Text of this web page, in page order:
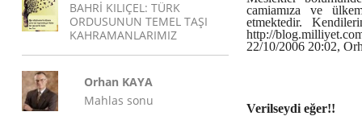
BAHRİ KILIÇEL: TÜRK
ORDUSUNUN TEMEL TAŞI
KAHRAMANLARIMIZ
Orhan KAYA
Mahlas sonu
camiamıza ve
etmektedir.
http://
22/10/2006 20:02,
Verilseydi eğer!!